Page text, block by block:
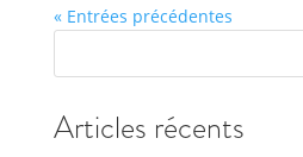
« Entrées précédentes
Articles récents